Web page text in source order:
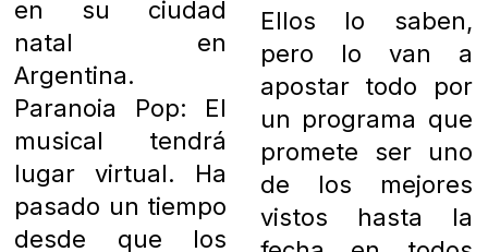
en su ciudad
natal en
Argentina.
Paranoia Pop: El
musical tendrá
lugar virtual. Ha
pasado un tiempo
desde que los
Ellos lo saben,
pero lo van a
apostar todo por
un programa que
promete ser uno
de los mejores
vistos hasta la